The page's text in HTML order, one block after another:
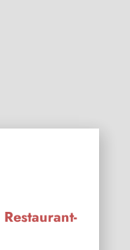
Restaurant-